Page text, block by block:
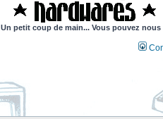
Un petit coup de main... Vous pouvez